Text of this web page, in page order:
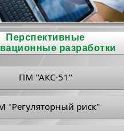
Перспективные
разработки
ПМ "АКС-51"
"Регуляторный риск"